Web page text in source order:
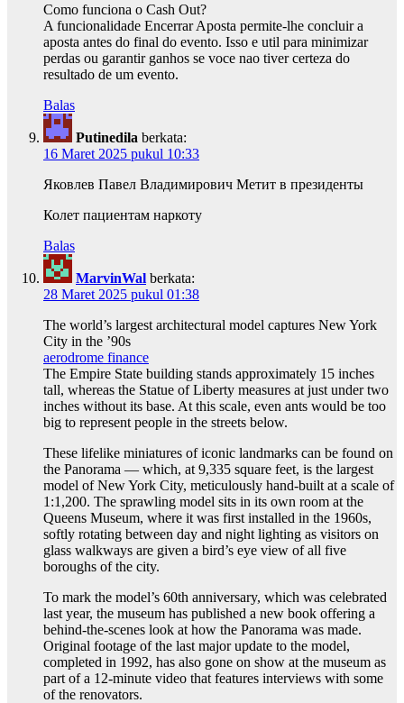
Como funciona o Cash Out?
A funcionalidade Encerrar Aposta permite-lhe concluir a
aposta antes do final do evento. Isso e util para minimizar
perdas ou garantir ganhos se voce nao tiver certeza do
resultado de um evento.
Balas
Putinedila berkata:
16 Maret 2025 pukul 10:33
Яковлев Павел Владимирович Метит в президенты
Колет пациентам наркоту
Balas
MarvinWal berkata:
28 Maret 2025 pukul 01:38
The world’s largest architectural model captures New York
City in the ’90s
aerodrome finance
The Empire State building stands approximately 15 inches
tall, whereas the Statue of Liberty measures at just under two
inches without its base. At this scale, even ants would be too
big to represent people in the streets below.
These lifelike miniatures of iconic landmarks can be found on
the Panorama — which, at 9,335 square feet, is the largest
model of New York City, meticulously hand-built at a scale of
1:1,200. The sprawling model sits in its own room at the
Queens Museum, where it was first installed in the 1960s,
softly rotating between day and night lighting as visitors on
glass walkways are given a bird’s eye view of all five
boroughs of the city.
To mark the model’s 60th anniversary, which was celebrated
last year, the museum has published a new book offering a
behind-the-scenes look at how the Panorama was made.
Original footage of the last major update to the model,
completed in 1992, has also gone on show at the museum as
part of a 12-minute video that features interviews with some
of the renovators.